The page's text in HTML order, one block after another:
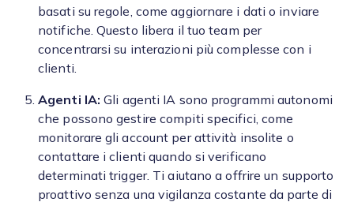
basati su regole, come aggiornare i dati o inviare
notifiche. Questo libera il tuo team per
concentrarsi su interazioni più complesse con i
clienti.
Agenti IA: Gli agenti IA sono programmi autonomi
che possono gestire compiti specifici, come
monitorare gli account per attività insolite o
contattare i clienti quando si verificano
determinati trigger. Ti aiutano a offrire un supporto
proattivo senza una vigilanza costante da parte di